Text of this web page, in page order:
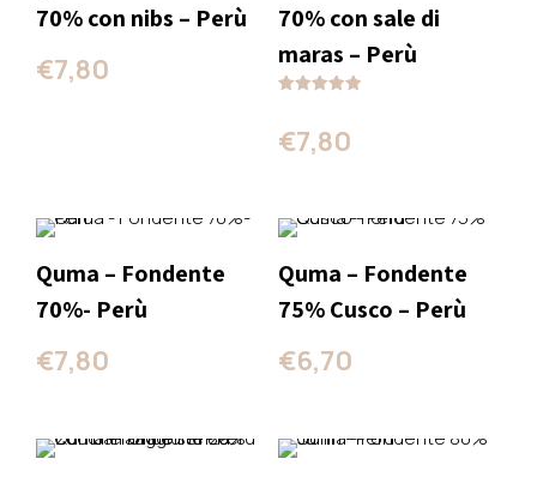
70% con nibs – Perù
€7,80
70% con sale di
maras – Perù
su 5
€7,80
Quma – Fondente
70%- Perù
€7,80
Quma – Fondente
75% Cusco – Perù
€6,70